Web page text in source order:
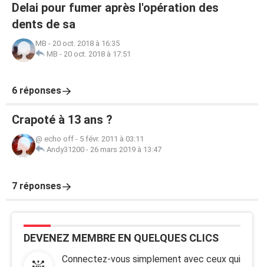
Delai pour fumer après l'opération des
dents de sa
MB - 20 oct. 2018 à 16:35
MB - 20 oct. 2018 à 17:51
6 réponses
Crapoté à 13 ans ?
@ echo off - 5 févr. 2011 à 03:11
Andy31200 - 26 mars 2019 à 13:47
7 réponses
DEVENEZ MEMBRE EN QUELQUES CLICS
Connectez-vous simplement avec ceux qui